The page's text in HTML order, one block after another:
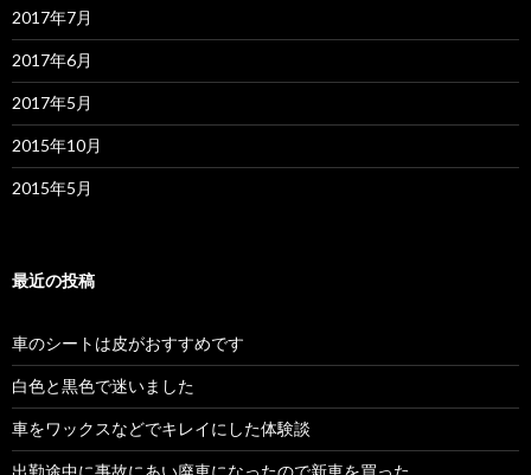
2017年7月
2017年6月
2017年5月
2015年10月
2015年5月
最近の投稿
車のシートは皮がおすすめです
白色と黒色で迷いました
車をワックスなどでキレイにした体験談
出勤途中に事故にあい廃車になったので新車を買った